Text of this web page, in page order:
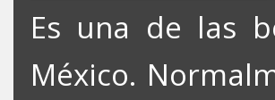
Es una de las
México.